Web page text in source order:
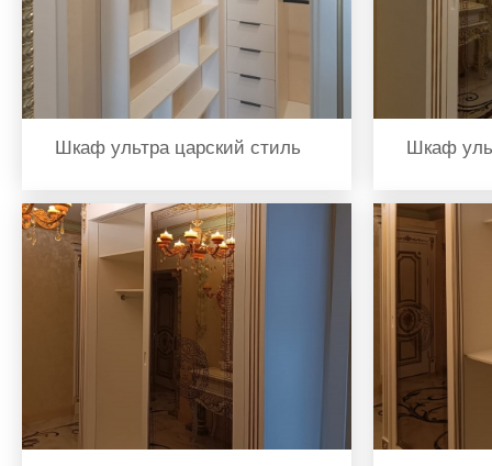
Шкаф ультра царский стиль Шкаф